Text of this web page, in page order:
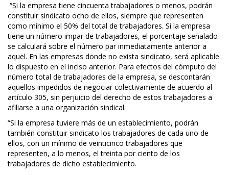
“Si la empresa tiene cincuenta trabajadores o menos, podrán
constituir sindicato ocho de ellos, siempre que representen
como mínimo el 50% del total de trabajadores. Si la empresa
tiene un número impar de trabajadores, el porcentaje señalado
se calculará sobre el número par inmediatamente anterior a
aquel. En las empresas donde no exista sindicato, será aplicable
lo dispuesto en el inciso anterior. Para efectos del cómputo del
número total de trabajadores de la empresa, se descontarán
aquellos impedidos de negociar colectivamente de acuerdo al
artículo 305, sin perjuicio del derecho de estos trabajadores a
afiliarse a una organización sindical.
“Si la empresa tuviere más de un establecimiento, podrán
también constituir sindicato los trabajadores de cada uno de
ellos, con un mínimo de veinticinco trabajadores que
representen, a lo menos, el treinta por ciento de los
trabajadores de dicho establecimiento.